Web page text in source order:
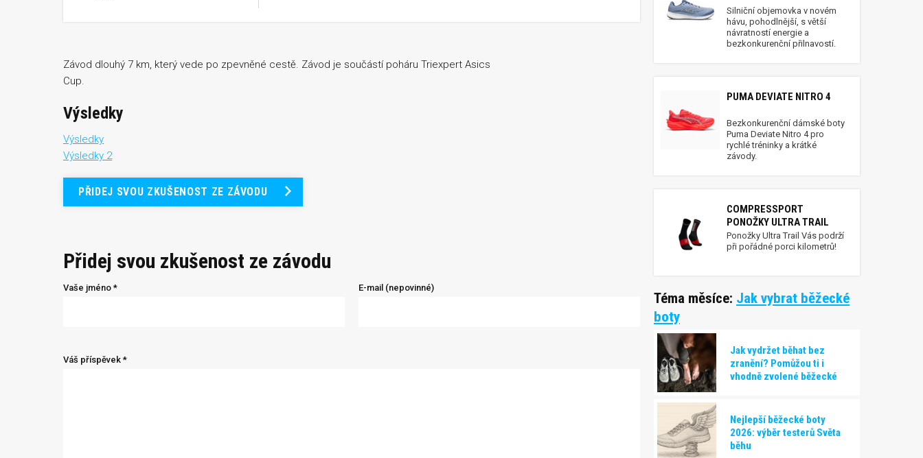
Závod dlouhý 7 km, který vede po zpevněné cestě. Závod je součástí poháru Triexpert Asics
Cup.
Výsledky
Výsledky
Výsledky 2
PŘIDEJ SVOU ZKUŠENOST ZE ZÁVODU
Přidej svou zkušenost ze závodu
Vaše jméno * E-mail (nepovinné)
Váš příspěvek *
Silniční objemovka v novém
hávu, pohodlnější, s větší
návratností energie a
bezkonkurenční přilnavostí.
PUMA DEVIATE NITRO 4
Bezkonkurenční dámské boty
Puma Deviate Nitro 4 pro
rychlé tréninky a krátké
závody.
COMPRESSPORT
PONOŽKY ULTRA TRAIL
Ponožky Ultra Trail Vás podrží
při pořádné porci kilometrů!
Téma měsíce: Jak vybrat běžecké
boty
Jak vydržet běhat bez
zranění? Pomůžou ti i
vhodně zvolené běžecké
Nejlepší běžecké boty
2026: výběr testerů Světa
běhu